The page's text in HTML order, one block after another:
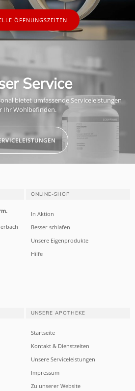
ÖFFNUNGSZEITEN
Service
bietet umfassende Serviceleistungen
Ihr Wohlbefinden.
ONLINE-SHOP
In Aktion
Besser schlafen
Unsere Eigenprodukte
Hilfe
UNSERE APOTHEKE
Startseite
Kontakt & Dienstzeiten
Unsere Serviceleistungen
Impressum
Zu unserer Website